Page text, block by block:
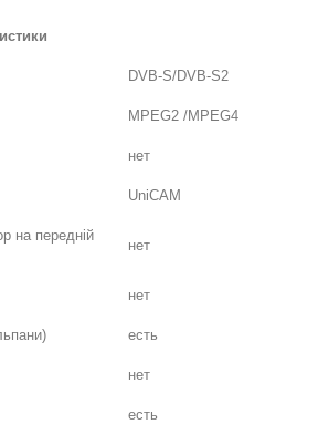
DVB-S/DVB-S2
MPEG2 /MPEG4
нет
UniCAM
на передній
нет
нет
есть
нет
есть